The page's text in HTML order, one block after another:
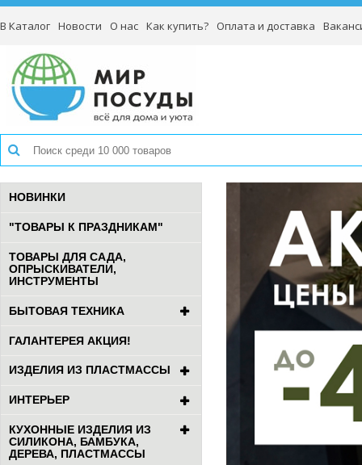
В Каталог Новости О нас Как купить? Оплата и доставка
НОВИНКИ
"ТОВАРЫ К ПРАЗДНИКАМ"
ТОВАРЫ ДЛЯ САДА,
ОПРЫСКИВАТЕЛИ,
ИНСТРУМЕНТЫ
БЫТОВАЯ ТЕХНИКА
ГАЛАНТЕРЕЯ АКЦИЯ!
ИЗДЕЛИЯ ИЗ ПЛАСТМАССЫ
ИНТЕРЬЕР
КУХОННЫЕ ИЗДЕЛИЯ ИЗ
СИЛИКОНА, БАМБУКА,
ДЕРЕВА, ПЛАСТМАССЫ